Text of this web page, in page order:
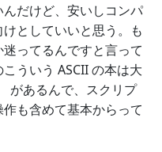
だけど、安いしコンパ
としていいと思う。も
ってるんですと言って
ういう ASCII の本は大
があるんで、スクリプ
も含めて基本からって